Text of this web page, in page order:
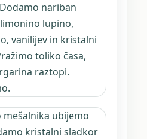
nariban
lupino,
vanilijev in kristalni
toliko časa,
raztopi.
mešalnika ubijemo
kristalni sladkor